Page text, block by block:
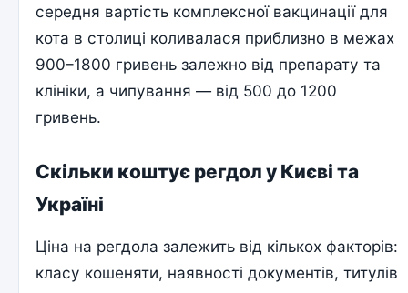
середня вартість комплексної вакцинації для
кота в столиці коливалася приблизно в межах
900–1800 гривень залежно від препарату та
клініки, а чипування — від 500 до 1200
гривень.
Скільки коштує регдол у Києві та
Україні
Ціна на регдола залежить від кількох факторів:
класу кошеняти, наявності документів, титулів